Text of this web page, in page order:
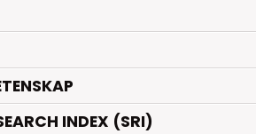
INDEX (SRI)